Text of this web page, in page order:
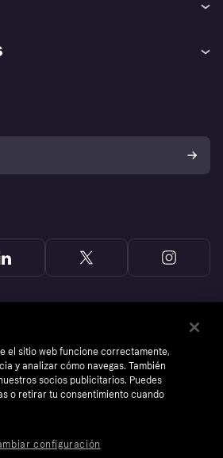
el sitio web funcione correctamente,
y analizar cómo navegas. También
socios publicitarios. Puedes
o retirar tu consentimiento cuando
configuración